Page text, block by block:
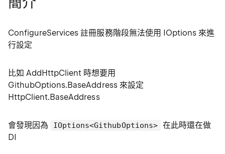
ConfigureServices 註冊服務階段無法使用 IOptions 來進
行設定
比如 AddHttpClient 時想要用
GithubOptions.BaseAddress 來設定
HttpClient.BaseAddress
會發現因為 IOptions<GithubOptions> 在此時還在做
DI